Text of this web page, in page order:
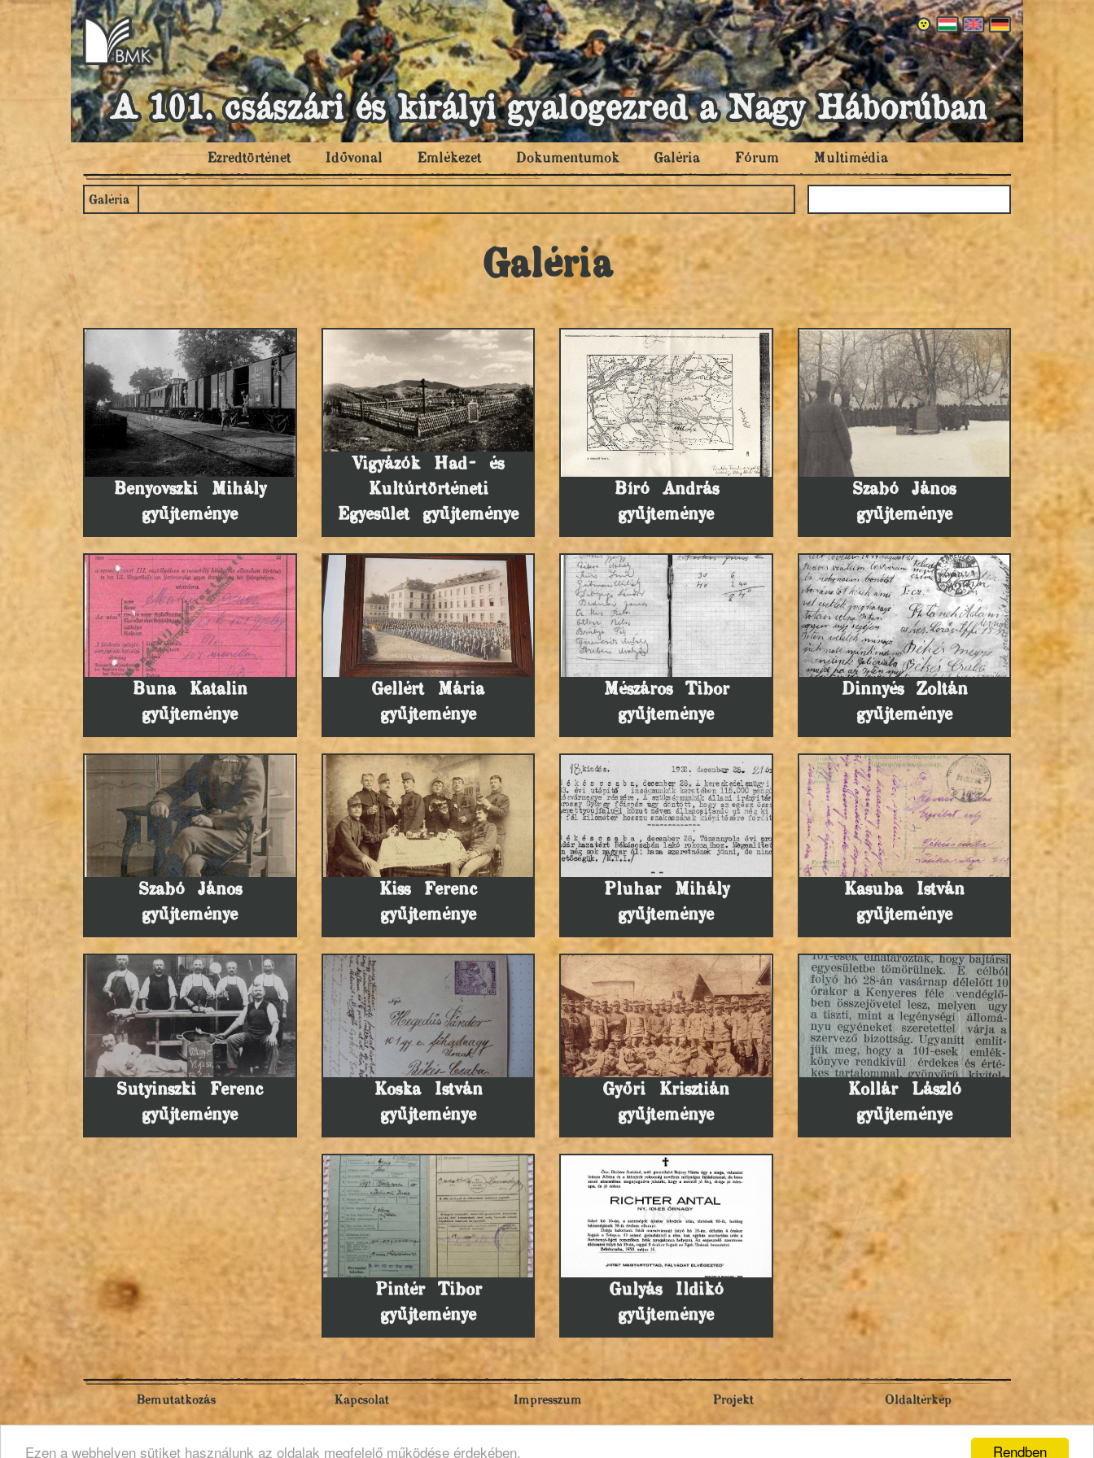
Rendben
Ezen a webhelyen sütiket használunk az oldalak megfelelő működése érdekében.
A 101. császári és királyi gyalogezred a Nagy Háborúban
Ezredtörténet Idővonal Emlékezet Dokumentumok Galéria Fórum Multimédia
Galéria
Galéria
Benyovszki Mihály
gyűjteménye
Vigyázók Had- és
Kultúrtörténeti
Egyesület gyűjteménye
Bíró András
gyűjteménye
Szabó János
gyűjteménye
Buna Katalin
gyűjteménye
Gellért Mária
gyűjteménye
Mészáros Tibor
gyűjteménye
Dinnyés Zoltán
gyűjteménye
Szabó János
gyűjteménye
Kiss Ferenc
gyűjteménye
Pluhar Mihály
gyűjteménye
Kasuba István
gyűjteménye
Sutyinszki Ferenc
gyűjteménye
Koska István
gyűjteménye
Győri Krisztián
gyűjteménye
Kollár László
gyűjteménye
Pintér Tibor
gyűjteménye
Gulyás Ildikó
gyűjteménye
Bemutatkozás Kapcsolat Impresszum Projekt Oldaltérkép